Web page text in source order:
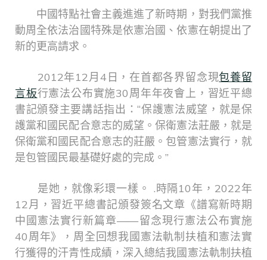
中國特點社會主義進進了新時期，對我們黨推
動周全依法治國特殊是依憲治國、依憲在朝提出了
新的更高請求。
2012年12月4日，在首都各界留念現包養留
言板行憲法公布實施30周年年夜會上，習近平總
書記頒發主要講話指出：“保護憲法威望，就是保
護黨和國民配合意志的威望。保衛憲法莊嚴，就是
保衛黨和國民配合意志的莊嚴。包管憲法實行，就
是包管國民最基礎好處的完成。”
是她，就像彩環一樣。 .時隔10年，2022年
12月，習近平總書記頒發簽名文章《譜寫新時期
中國憲法實行新篇章——留念現行憲法公布實施
40周年》，周全回想我國憲法軌制扶植和憲法實
行獲得的汗青性成績，深入總結我國憲法軌制扶植